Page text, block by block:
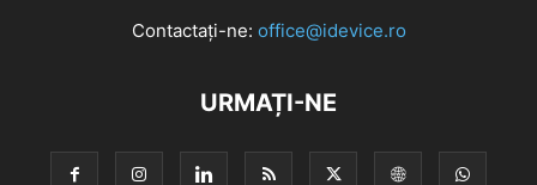
Contactați-ne: office@idevice.ro
URMAȚI-NE